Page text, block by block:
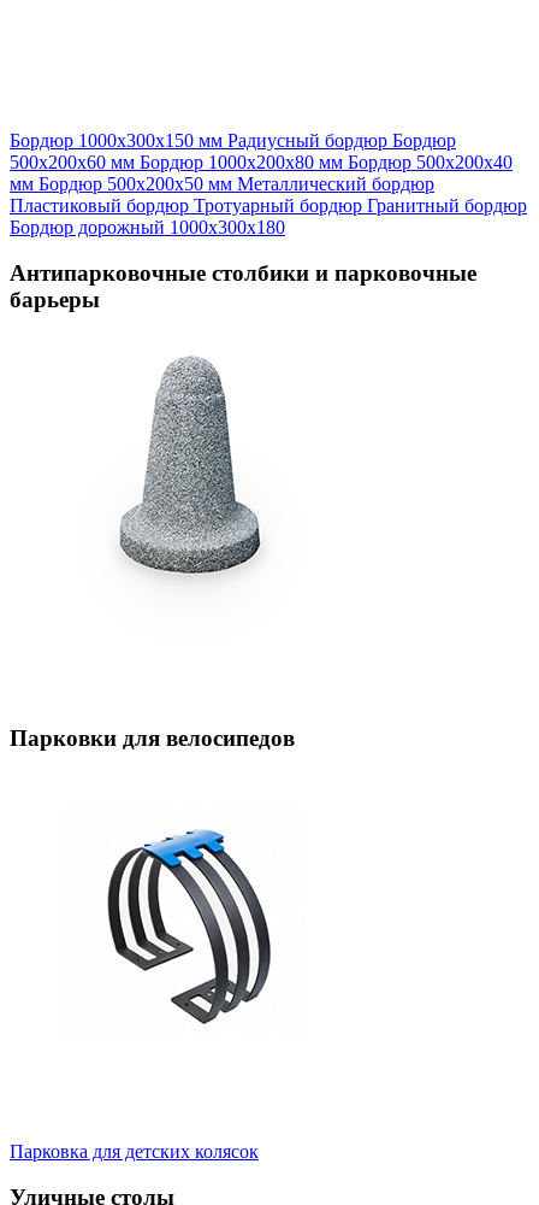
Бордюр 1000х300х150 мм Радиусный бордюр Бордюр
500х200х60 мм Бордюр 1000х200х80 мм Бордюр 500х200х40
мм Бордюр 500х200х50 мм Металлический бордюр
Пластиковый бордюр Тротуарный бордюр Гранитный бордюр
Бордюр дорожный 1000х300х180
Антипарковочные столбики и парковочные
барьеры
Парковки для велосипедов
Парковка для детских колясок
Уличные столы